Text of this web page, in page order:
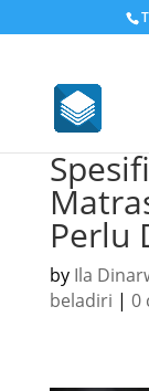
Perlu
by Ila
beladiri | 0